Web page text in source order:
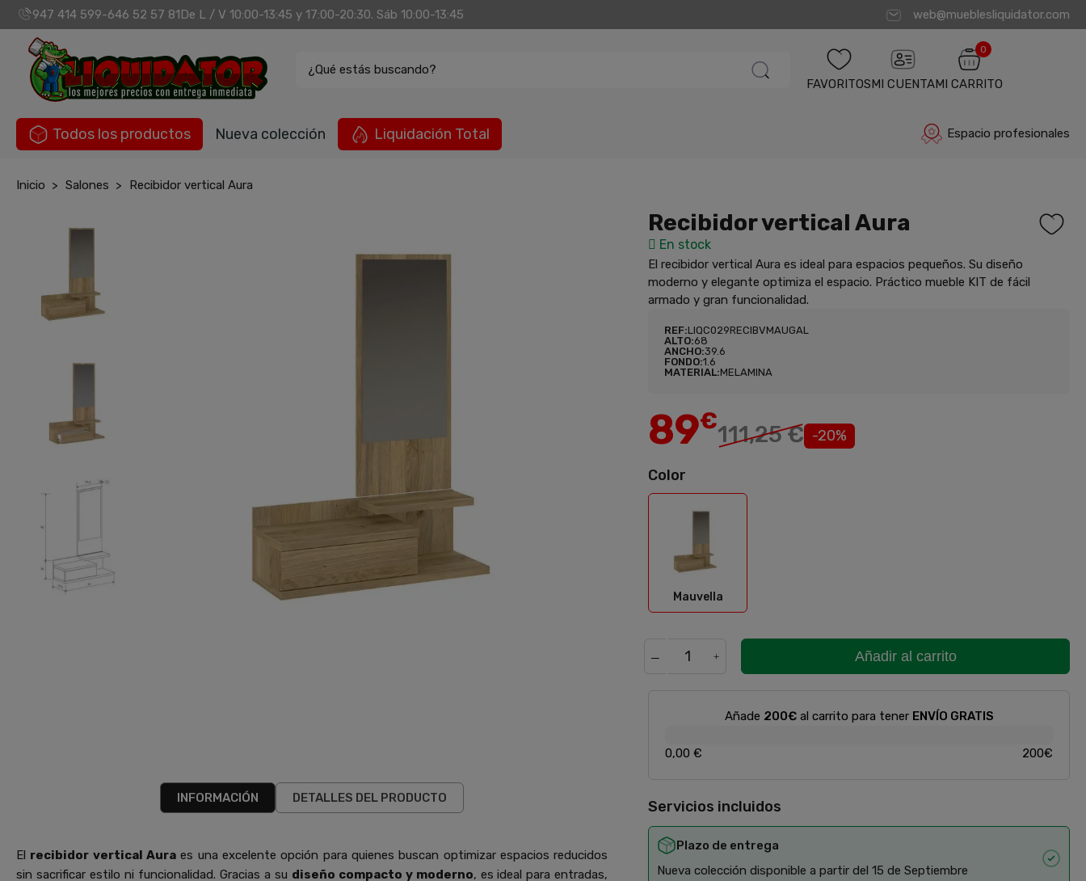
947 414 599-646 52 57 81De L / V 10:00-13:45 y 17:00-20:30. Sáb 10:00-13:45 web@mueblesliquidator.com
¿Qué estás buscando?
FAVORITOSMI CUENTA
0
MI CARRITO
Todos los productos Nueva colección Liquidación Total Espacio profesionales
Inicio Salones Recibidor vertical Aura
INFORMACIÓN DETALLES DEL PRODUCTO
El recibidor vertical Aura es una excelente opción para quienes buscan optimizar espacios reducidos
sin sacrificar estilo ni funcionalidad. Gracias a su diseño compacto y moderno, es ideal para entradas,
Recibidor vertical Aura
En stock
El recibidor vertical Aura es ideal para espacios pequeños. Su diseño
moderno y elegante optimiza el espacio. Práctico mueble KIT de fácil
armado y gran funcionalidad.
REF:LIQC029RECIBVMAUGAL
ALTO:68
ANCHO:39.6
FONDO:1.6
MATERIAL:MELAMINA
89€
111,25 € -20%
Color
Mauvella
Mauvella
Añadir al carrito
Añade 200€al carrito para tener ENVÍO GRATIS
0,00 € 200€
Servicios incluidos
Plazo de entrega
Nueva colección disponible a partir del 15 de Septiembre